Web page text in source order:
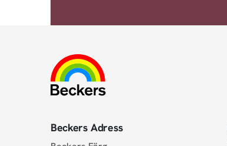
Beckers Adress